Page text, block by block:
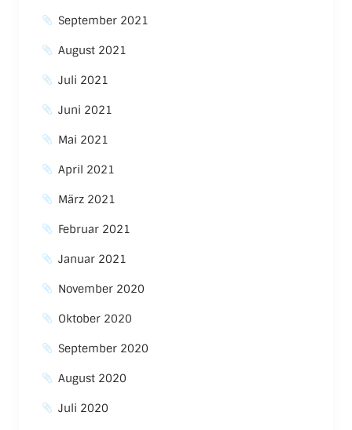
September 2021
August 2021
Juli 2021
Juni 2021
Mai 2021
April 2021
März 2021
Februar 2021
Januar 2021
November 2020
Oktober 2020
September 2020
August 2020
Juli 2020